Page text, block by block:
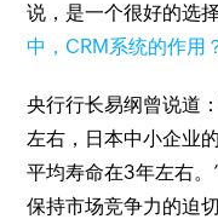
说，是一个很好的选
中，CRM系统的作用
央行行长易纲曾说道
左右，日本中小企业
平均寿命在3年左右
保持市场竞争力的迫切